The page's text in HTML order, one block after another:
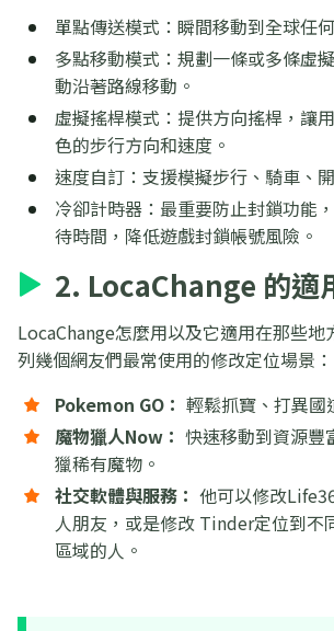
單點傳送模式：瞬間移動到全球任
多點移動模式：規劃一條或多條虛
動沿著路線移動。
虛擬搖桿模式：提供方向搖桿，讓
色的步行方向和速度。
速度自訂：支援模擬步行、騎車、
冷卻計時器：最重要防止封鎖功能
待時間，降低遊戲封鎖帳號風險。
2. LocaChange 的適
LocaChange怎麼用以及它適用在那些地
列幾個網友們最常使用的修改定位場景：
Pokemon GO： 輕鬆抓寶、打異國
魔物獵人Now： 快速移動到資源豐
獵稀有魔物。
社交軟體與服務： 他可以修改
人朋友，或是修改 Tinder定位到不
區域的人。